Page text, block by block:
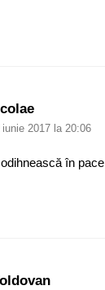
iunie 2017 la 20:06
în pace